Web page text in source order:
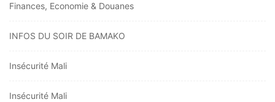
Finances, Economie & Douanes
INFOS DU SOIR DE BAMAKO
Insécurité Mali
Insécurité Mali